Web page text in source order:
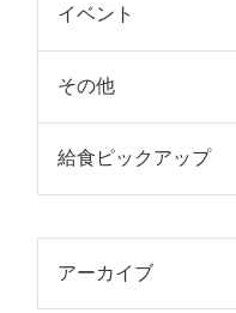
イベント
その他
給食ピックアップ
アーカイブ